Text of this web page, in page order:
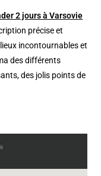
2 jours à Varsovie
précise et
incontournables et
des différents
des jolis points de